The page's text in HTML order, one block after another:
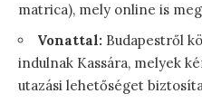
matrica), mely online is
Vonattal: Budapestről
indulnak Kassára, melyek
utazási lehetőséget